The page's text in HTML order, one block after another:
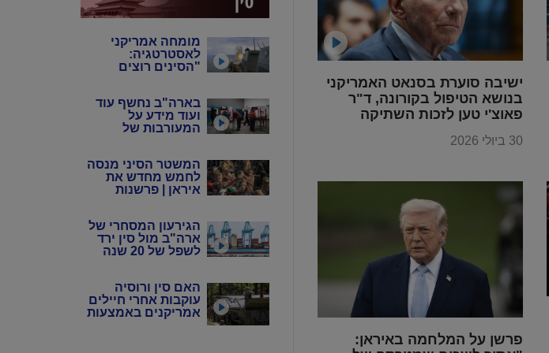
מומחה אמריקני
לאסטרטגיה:
"הסינים רוצים
בארה"ב נחשף עוד
ועוד מידע על
המעורבות של
המשטר הסיני מנסה
לחמש מחדש את
איראן | פרשנות
הגירעון המסחרי של
ארה"ב מול סין ירד
לשפל של 20 שנה
האם סין ורוסיה
עוקבות אחרי חיילים
אמריקנים באמצעות
ישיבה סוערת בסנאט האמריקני
בנושא הטיפול בקורונה, ד"ר
פאוצ'י טען לזכות השתיקה
30 ביולי 2026
פרשן על המלחמה באיראן: